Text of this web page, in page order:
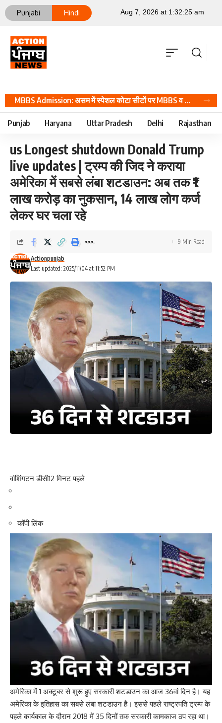
Punjabi Hindi
MBBS Admission: असम में स्पेशल कोटा सीटों पर MBBS व BDS दाखिले शुरू, 11 अगस्त तक करें आवेदन, Career Hindi News
Punjab Haryana Uttar Pradesh Delhi Rajasthan
us Longest shutdown Donald Trump
live updates | ट्रम्प की जिद ने कराया
अमेरिका में सबसे लंबा शटडाउन: अब तक ₹1
लाख करोड़ का नुकसान, 14 लाख लोग कर्ज
लेकर घर चला रहे
Last updated: 2025/11/04 at 11:52 PM
Actionpunjab
9 Min Read
वॉशिंगटन डीसी12 मिनट पहले
कॉपी लिंक
अमेरिका में 1 अक्टूबर से शुरू हुए सरकारी शटडाउन का आज 36वां दिन है। यह
अमेरिका के इतिहास का सबसे लंबा शटडाउन है। इससे पहले राष्ट्रपति ट्रम्प के
पहले कार्यकाल के दौरान 2018 में 35 दिनों तक सरकारी कामकाज ठप रहा था।